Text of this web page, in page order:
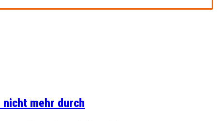
nicht mehr durch